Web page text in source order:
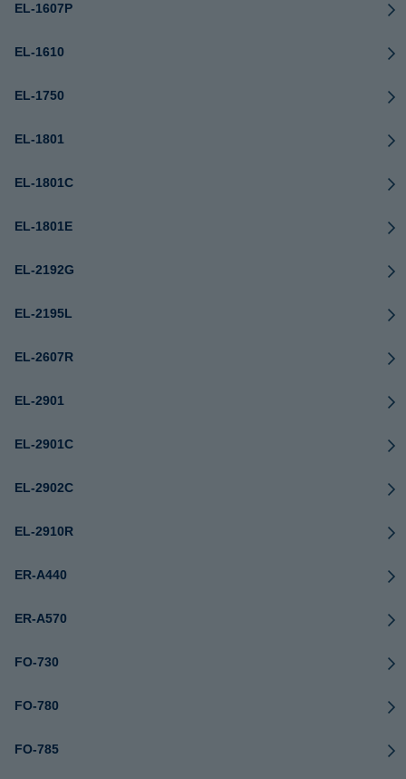
EL-1607P
EL-1610
EL-1750
EL-1801
EL-1801C
EL-1801E
EL-2192G
EL-2195L
EL-2607R
EL-2901
EL-2901C
EL-2902C
EL-2910R
ER-A440
ER-A570
FO-730
FO-780
FO-785